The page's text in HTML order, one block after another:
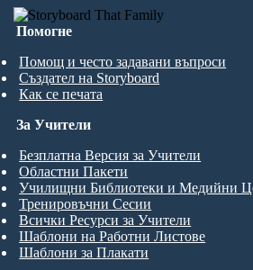
Помогне
Помощ и често задавани въпроси
Създател на Storyboard
Как се печата
За Учители
Безплатна Версия за Учители
Областни Пакети
Училищни Библиотеки и Медийни
Тренировъчни Сесии
Всички Ресурси за Учители
Шаблони на Работни Листове
Шаблони за Плакати